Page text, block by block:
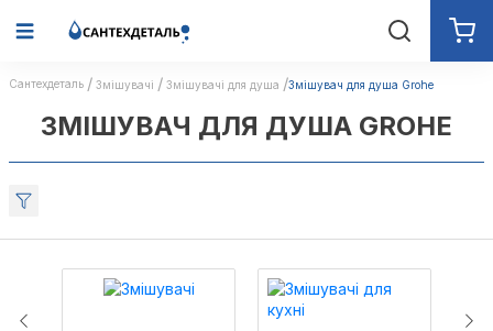
Сантехдеталь Змішувачі Змішувачі для душа Змішувач для душа Grohe
ЗМІШУВАЧ ДЛЯ ДУША GROHE